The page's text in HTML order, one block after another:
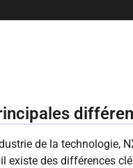
de la technologie,
existe des différences